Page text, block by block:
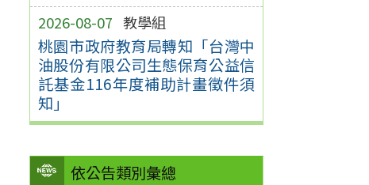
2026-08-07 教學組
桃園市政府教育局轉知「台灣中
油股份有限公司生態保育公益信
託基金116年度補助計畫徵件須
知」
依公告類別彙總